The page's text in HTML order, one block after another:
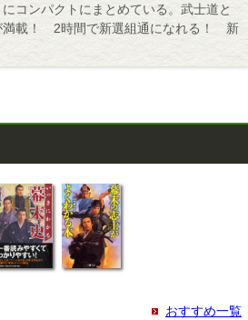
コンパクトにまとめている。武士道と
満載！ 2時間で新選組通になれる！ 新
おすすめ一覧